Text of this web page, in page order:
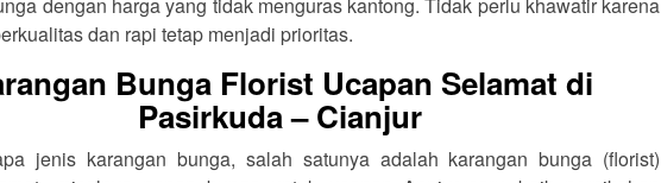
dan rapi tetap menjadi prioritas.
Bunga Florist Ucapan Selamat di
Pasirkuda – Cianjur
jenis karangan bunga, salah satunya adalah karangan bunga (florist)